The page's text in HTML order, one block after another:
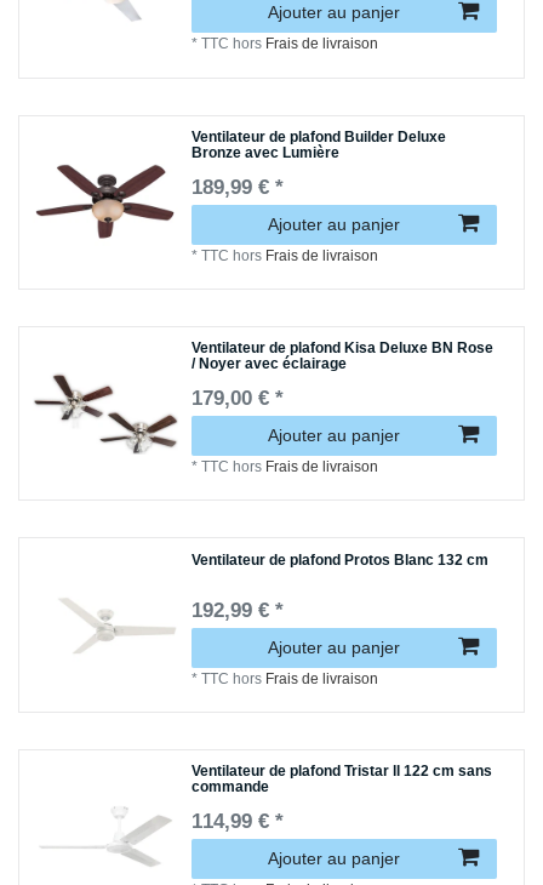
Ajouter au panjer
*TTC hors Frais de livraison
Ventilateur de plafond Builder Deluxe
Bronze avec Lumière
189,99 € *
Ajouter au panjer
*TTC hors Frais de livraison
Ventilateur de plafond Kisa Deluxe BN Rose
/ Noyer avec éclairage
179,00 € *
Ajouter au panjer
*TTC hors Frais de livraison
Ventilateur de plafond Protos Blanc 132 cm
192,99 € *
Ajouter au panjer
*TTC hors Frais de livraison
Ventilateur de plafond Tristar ll 122 cm sans
commande
114,99 € *
Ajouter au panjer